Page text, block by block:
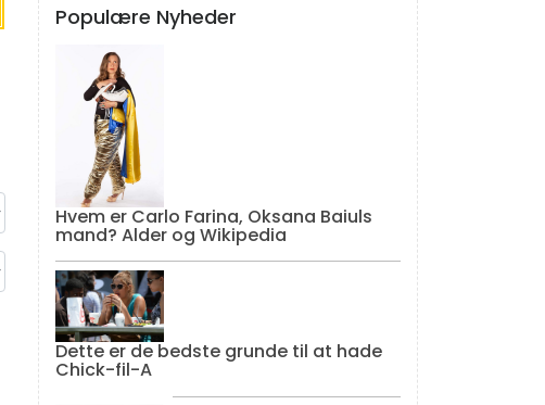
Populære Nyheder
Hvem er Carlo Farina, Oksana Baiuls
mand? Alder og Wikipedia
Dette er de bedste grunde til at hade
Chick-fil-A